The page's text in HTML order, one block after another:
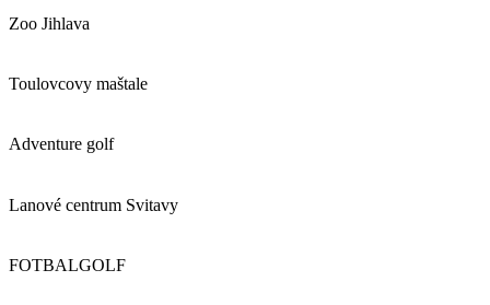
Zoo Jihlava
Toulovcovy maštale
Adventure golf
Lanové centrum Svitavy
FOTBALGOLF